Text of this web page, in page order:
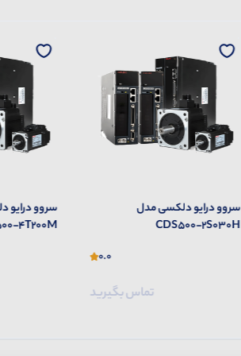
سروو درایو دلکسی مدل
CDS500-2S030H
0.0
تماس بگیرید
سروو
4T200M